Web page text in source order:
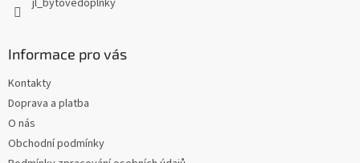
jl_bytovedoplnky
Informace pro vás
Kontakty
Doprava a platba
O nás
Obchodní podmínky